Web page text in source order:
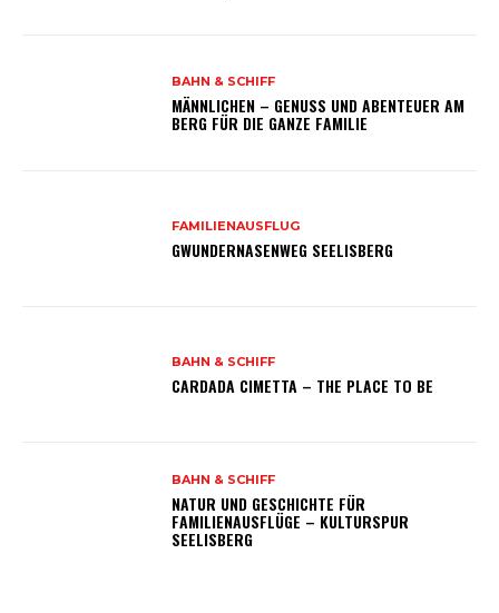
BAHN & SCHIFF
MÄNNLICHEN – GENUSS UND ABENTEUER AM
BERG FÜR DIE GANZE FAMILIE
FAMILIENAUSFLUG
GWUNDERNASENWEG SEELISBERG
BAHN & SCHIFF
CARDADA CIMETTA – THE PLACE TO BE
BAHN & SCHIFF
NATUR UND GESCHICHTE FÜR
FAMILIENAUSFLÜGE – KULTURSPUR
SEELISBERG